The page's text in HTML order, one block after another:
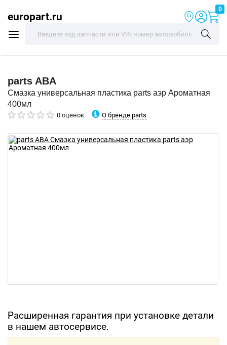
europart.ru
0
parts ABA
Смазка универсальная пластика parts аэр Ароматная
400мл
0 оценок О бренде parts
Расширенная гарантия при установке детали
в нашем автосервисе.